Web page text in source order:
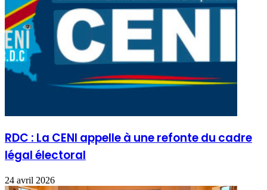
RDC : La CENI appelle à une refonte du cadre
légal électoral
24 avril 2026